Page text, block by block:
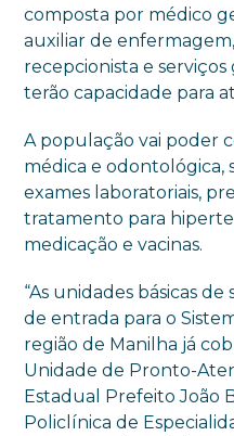
composta por médico
auxiliar de
recepcionista e serviços
terão capacidade para
A população vai poder
médica e odontológica,
exames laboratoriais,
tratamento para
medicação e vacinas.
“As unidades básicas
de entrada para o
região de Manilha já
Unidade de Pronto-
Estadual Prefeito João
Policlínica de